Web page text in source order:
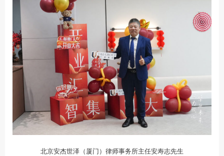
北京安杰世泽（厦门）律师事务所主任安寿志先生